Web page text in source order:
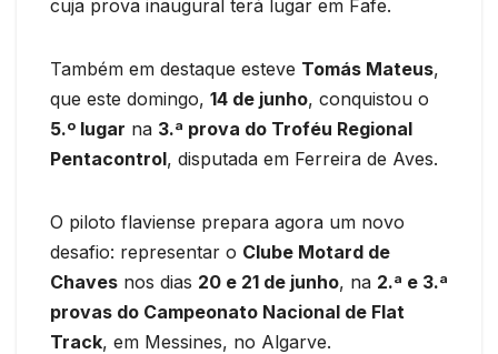
cuja prova inaugural terá lugar em Fafe.
Também em destaque esteve Tomás Mateus,
que este domingo, 14 de junho, conquistou o
5.º lugar na 3.ª prova do Troféu Regional
Pentacontrol, disputada em Ferreira de Aves.
O piloto flaviense prepara agora um novo
desafio: representar o Clube Motard de
Chaves nos dias 20 e 21 de junho, na 2.ª e 3.ª
provas do Campeonato Nacional de Flat
Track, em Messines, no Algarve.